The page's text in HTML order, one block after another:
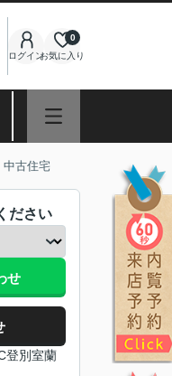
ログインお気に入り
0
古住宅
ださい
せ
登別室蘭